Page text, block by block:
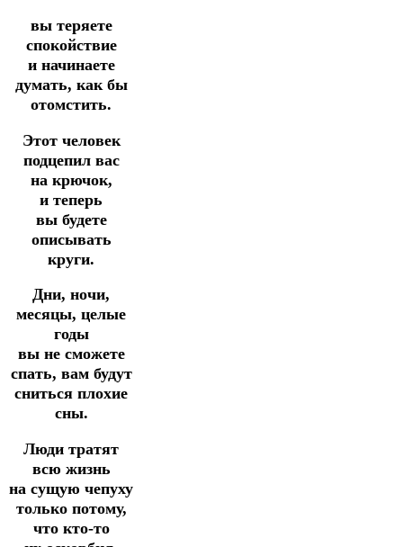
вы теряете
спокойствие
и начинаете
думать, как бы
отомстить.
Этот человек
подцепил вас
на крючок,
и теперь
вы будете
описывать
круги.
Дни, ночи,
месяцы, целые
годы
вы не сможете
спать, вам будут
сниться плохие
сны.
Люди тратят
всю жизнь
на сущую чепуху
только потому,
что кто-то